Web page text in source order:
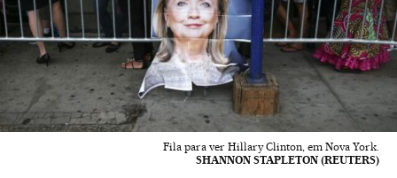
Fila para ver Hillary Clinton, em Nova York.
SHANNON STAPLETON (REUTERS)